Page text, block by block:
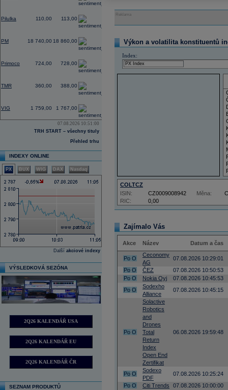
Pilulka 110,00 113,00
0,00
PM 18 740,00 18 860,00
Primoco 724,00 728,00
TMR 360,00 388,00
VIG 1 759,00 1 767,00
07.08.2026 10:51:00
TRH START – všechny tituly
Přehled trhu
INDEXY ONLINE
PX BUX WIG DAX Nasdaq
Další akciové indexy
VÝSLEDKOVÁ SEZÓNA
2Q26 KALENDÁŘ USA
2Q26 KALENDÁŘ EU
2Q26 KALENDÁŘ ČR
SEZNAM PRODUKTŮ
Reklama
Výkon a volatilita konstituentů
Index:
COLTCZ
RIC: 0,00
ISIN: CZ0009008942 Měna:
Zajímalo Vás
Akce Název Datum a čas
Po O
Ceconomy
AG
07.08.2026 10:29:01
Po O ČEZ
07.08.2026 10:50:53
Po O Nokia Oyj
07.08.2026 10:45:53
Po O
Sodexho
Alliance
07.08.2026 10:45:15
Po O
Solactive
Robotics
and
Drones
Total
Return
Index
Open End
Zertifikat
06.08.2026 19:59:48
Po O
Sodexo
PDF
07.08.2026 10:25:24
Po O Citi Trends
07.08.2026 10:00:00